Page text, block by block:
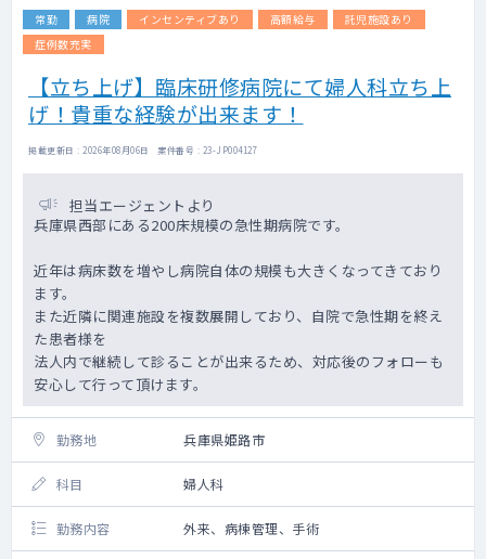
ンドロロジー等
及び軟性尿環境と細径腎盂鏡を併用した治療
（ECIRS）も行っています。
常勤 病院 インセンティブあり 高額給与
託児施設あり
症例数充実
【立ち上げ】臨床研修病院にて婦人科立ち上
げ！貴重な経験が出来ます！
掲載更新日 : 2026年08月06日 案件番号 : 23-JP004127
担当エージェントより
兵庫県西部にある200床規模の急性期病院です。
近年は病床数を増やし病院自体の規模も大きくなってきており
ます。
また近隣に関連施設を複数展開しており、自院で急性期を終え
た患者様を
法人内で継続して診ることが出来るため、対応後のフォローも
安心して行って頂けます。
勤務地 兵庫県姫路市
科目 婦人科
勤務内容 外来、病棟管理、手術